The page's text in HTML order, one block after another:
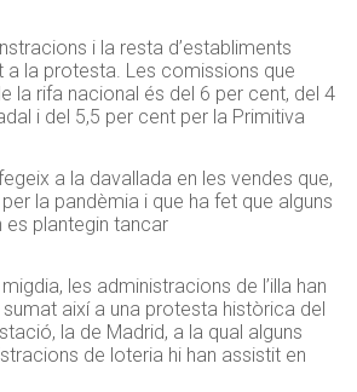
i la resta d’establiments
a la protesta. Les comissions que
la rifa nacional és del 6 per cent, del 4
i del 5,5 per cent per la Primitiva
a la davallada en les vendes que,
la pandèmia i que ha fet que alguns
plantegin tancar
les administracions de l’illa han
així a una protesta històrica del
la de Madrid, a la qual alguns
de loteria hi han assistit en